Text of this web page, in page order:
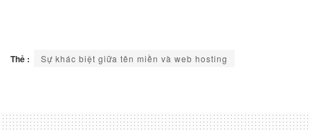
Thẻ : Sự khác biệt giữa tên miền và web hosting